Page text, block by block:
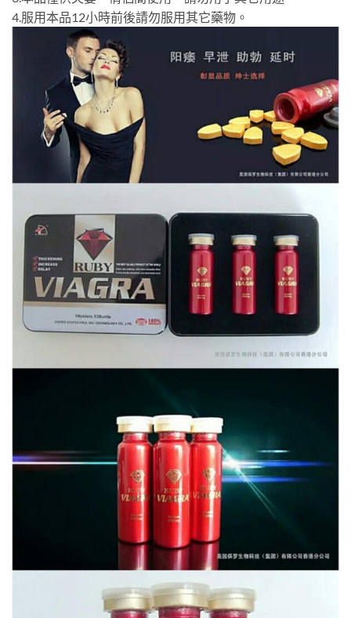
4.服用本品12小時前後請勿服用其它藥物。